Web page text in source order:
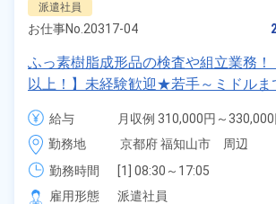
派遣社員
お仕事No. 20317-04
ふっ素樹脂成形品の検査や組立業務！
以上！】未経験歓迎★若手～ミドルま
躍中！正社員登用のチャンス♪日払い
123日！《京都府福知山市》
給与
月収例 310,000円～330,000
時給 1,400円～1,400円
勤務地
京都府 福知山市　周辺
勤務時間
[1] 08:30～17:05
[2] 20:30～05:05
雇用形態
派遣社員